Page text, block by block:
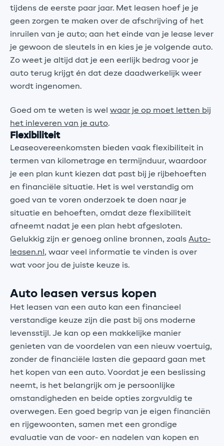
tijdens de eerste paar jaar. Met leasen hoef je je
geen zorgen te maken over de afschrijving of het
inruilen van je auto; aan het einde van je lease lever
je gewoon de sleutels in en kies je je volgende auto.
Zo weet je altijd dat je een eerlijk bedrag voor je
auto terug krijgt én dat deze daadwerkelijk weer
wordt ingenomen.
Goed om te weten is wel waar je op moet letten bij
het inleveren van je auto.
Flexibiliteit
Leaseovereenkomsten bieden vaak flexibiliteit in
termen van kilometrage en termijnduur, waardoor
je een plan kunt kiezen dat past bij je rijbehoeften
en financiële situatie. Het is wel verstandig om
goed van te voren onderzoek te doen naar je
situatie en behoeften, omdat deze flexibiliteit
afneemt nadat je een plan hebt afgesloten.
Gelukkig zijn er genoeg online bronnen, zoals Auto-
leasen.nl , waar veel informatie te vinden is over
wat voor jou de juiste keuze is.
Auto leasen versus kopen
Het leasen van een auto kan een financieel
verstandige keuze zijn die past bij ons moderne
levensstijl. Je kan op een makkelijke manier
genieten van de voordelen van een nieuw voertuig,
zonder de financiële lasten die gepaard gaan met
het kopen van een auto. Voordat je een beslissing
neemt, is het belangrijk om je persoonlijke
omstandigheden en beide opties zorgvuldig te
overwegen. Een goed begrip van je eigen financiën
en rijgewoonten, samen met een grondige
evaluatie van de voor- en nadelen van kopen en